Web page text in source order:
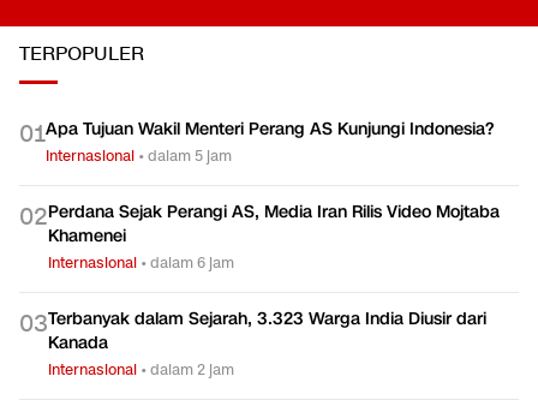
TERPOPULER
01Apa Tujuan Wakil Menteri Perang AS Kunjungi Indonesia?
Internasional •dalam 5 jam
02Perdana Sejak Perangi AS, Media Iran Rilis Video Mojtaba
Khamenei
Internasional •dalam 6 jam
03Terbanyak dalam Sejarah, 3.323 Warga India Diusir dari
Kanada
Internasional •dalam 2 jam